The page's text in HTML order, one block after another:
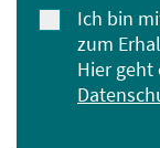
Ich bin
zum
Hier geht